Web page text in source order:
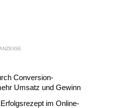
Conversion-
Umsatz und Gewinn
im Online-